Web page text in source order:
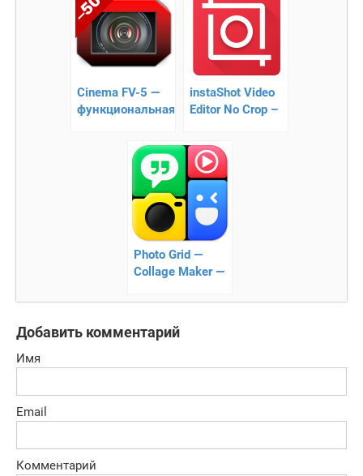
Cinema FV-5 —
функциональная
instaShot Video
Editor No Crop –
показать себя в
Instagram
Photo Grid —
Collage Maker —
для создания
Добавить комментарий
Имя
Email
Комментарий